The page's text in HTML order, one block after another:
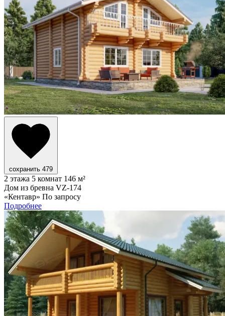
сохранить 479
2 этажа 5 комнат 146 м²
Дом из бревна VZ-174
«Кентавр» По запросу
Подробнее